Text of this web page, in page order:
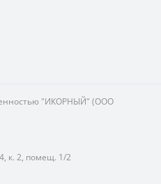
"ИКОРНЫЙ" (ООО
к. 2, помещ. 1/2